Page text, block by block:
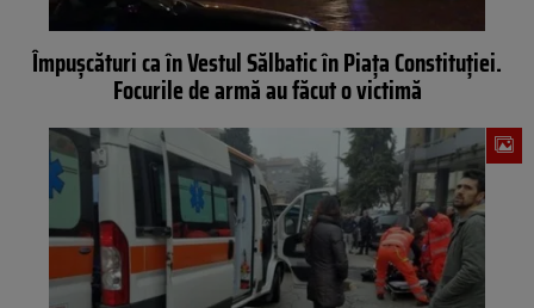
Împușcături ca în Vestul Sălbatic în Piața Constituției.
Focurile de armă au făcut o victimă